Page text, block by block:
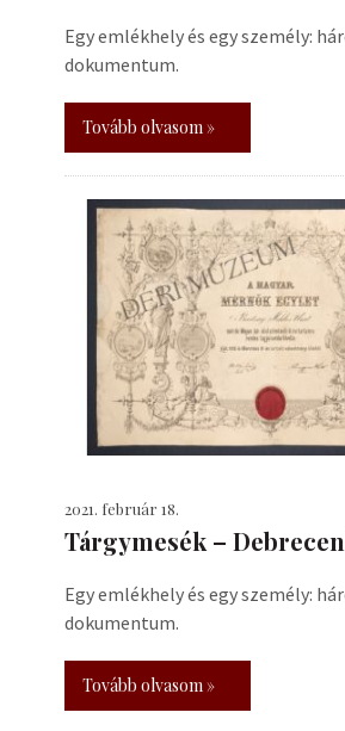
Egy emlékhely és egy személy:
dokumentum.
Tovább olvasom »
2021. február 18.
Tárgymesék –
Egy emlékhely és egy személy:
dokumentum.
Tovább olvasom »